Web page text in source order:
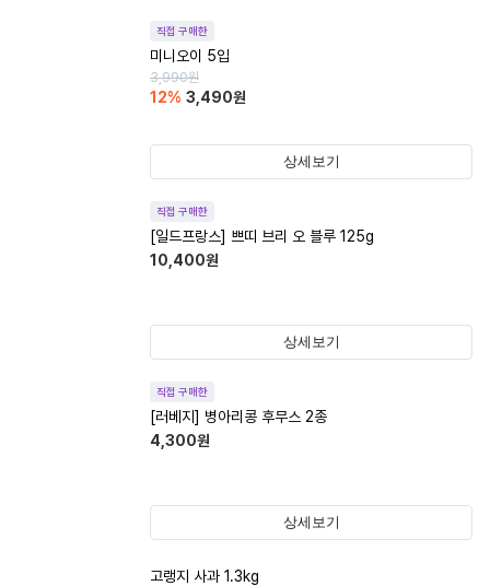
직접 구매한
미니오이 5입
3,990원
12% 3,490원
상세보기
직접 구매한
[일드프랑스] 쁘띠 브리 오 블루 125g
10,400원
상세보기
직접 구매한
[러베지] 병아리콩 후무스 2종
4,300원
상세보기
고랭지 사과 1.3kg